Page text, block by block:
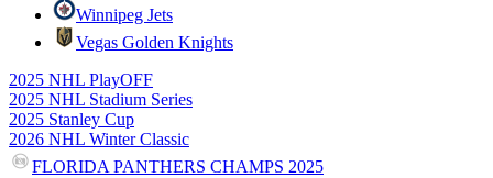
Winnipeg Jets
Vegas Golden Knights
2025 NHL PlayOFF
2025 NHL Stadium Series
2025 Stanley Cup
2026 NHL Winter Classic
FLORIDA PANTHERS CHAMPS 2025